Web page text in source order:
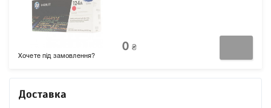
0 ₴
Хочете під замовлення?
Доставка